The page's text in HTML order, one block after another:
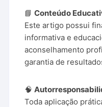
📘Conteúdo
Este artigo possui
informativa e
aconselhamento
garantia de
🧠
Toda aplicação